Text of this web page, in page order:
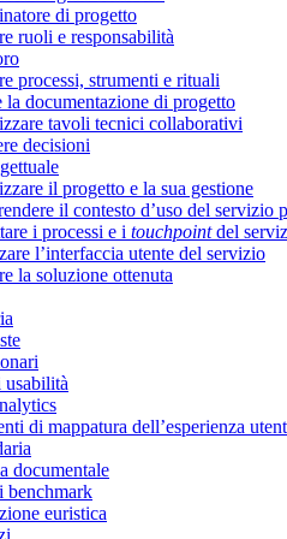
di progetto
ruoli e responsabilità
processi, strumenti e rituali
la documentazione di progetto
tavoli tecnici collaborativi
decisioni
il progetto e la sua gestione
il contesto d’uso del servizio
i processi e i touchpointdel
l’interfaccia utente del servizio
la soluzione ottenuta
usabilità
di mappatura dell’esperienza
documentale
benchmark
euristica